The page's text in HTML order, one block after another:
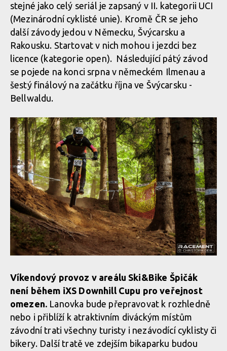
stejné jako celý seriál je zapsaný v II. kategorii UCI
(Mezinárodní cyklisté unie). Kromě ČR se jeho
další závody jedou v Německu, Švýcarsku a
Rakousku. Startovat v nich mohou i jezdci bez
licence (kategorie open). Následující pátý závod
se pojede na konci srpna v německém Ilmenau a
šestý finálový na začátku října ve Švýcarsku -
Bellwaldu.
Víkendový provoz v areálu Ski&Bike Špičák
není během iXS Downhill Cupu pro veřejnost
omezen. Lanovka bude přepravovat k rozhledně
nebo i přiblíží k atraktivním diváckým místům
závodní trati všechny turisty i nezávodící cyklisty či
bikery. Další tratě ve zdejším bikaparku budou